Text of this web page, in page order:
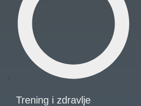
Trening i zdravlje